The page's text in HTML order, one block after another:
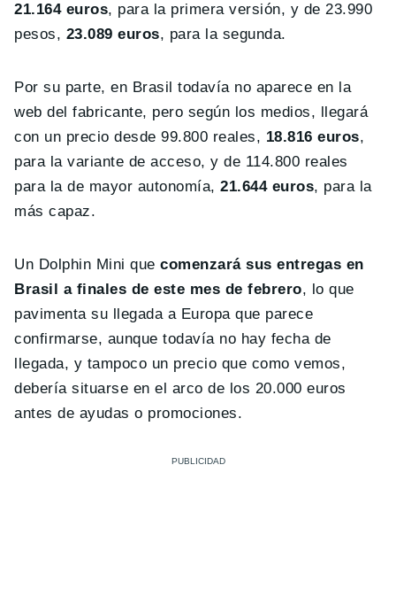
21.164 euros, para la primera versión, y de 23.990
pesos, 23.089 euros, para la segunda.
Por su parte, en Brasil todavía no aparece en la
web del fabricante, pero según los medios, llegará
con un precio desde 99.800 reales, 18.816 euros,
para la variante de acceso, y de 114.800 reales
para la de mayor autonomía,21.644 euros, para la
más capaz.
Un Dolphin Mini quecomenzará sus entregas en
Brasil a finales de este mes de febrero, lo que
pavimenta su llegada a Europa que parece
confirmarse, aunque todavía no hay fecha de
llegada, y tampoco un precio que como vemos,
debería situarse en el arco de los 20.000 euros
antes de ayudas o promociones.